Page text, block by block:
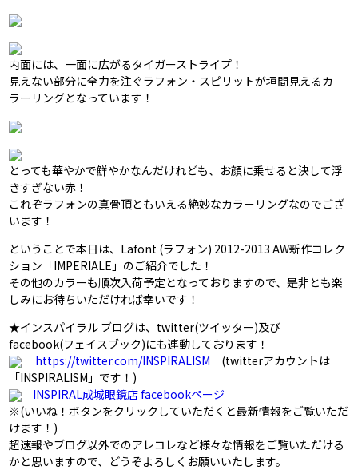
内面には、一面に広がるタイガーストライプ！
見えない部分に全力を注ぐラフォン・スピリットが垣間見えるカ
ラーリングとなっています！
とっても華やかで鮮やかなんだけれども、お顔に乗せると決して浮
きすぎない赤！
これぞラフォンの真骨頂ともいえる絶妙なカラーリングなのでござ
います！
ということで本日は、Lafont (ラフォン) 2012-2013 AW新作コレク
ション「IMPERIALE」のご紹介でした！
その他のカラーも順次入荷予定となっておりますので、是非とも楽
しみにお待ちいただければ幸いです！
★インスパイラル ブログは、twitter(ツイッター)及び
facebook(フェイスブック)にも連動しております！
https://twitter.com/INSPIRALISM (twitterアカウントは
「INSPIRALISM」です！)
INSPIRAL成城眼鏡店 facebookページ
※(いいね！ボタンをクリックしていただくと最新情報をご覧いただ
けます！)
超速報やブログ以外でのアレコレなど様々な情報をご覧いただける
かと思いますので、どうぞよろしくお願いいたします。